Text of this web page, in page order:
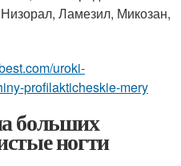
Ламезил, Микозан,
uroki-
profilakticheskie-mery
больших
ногти